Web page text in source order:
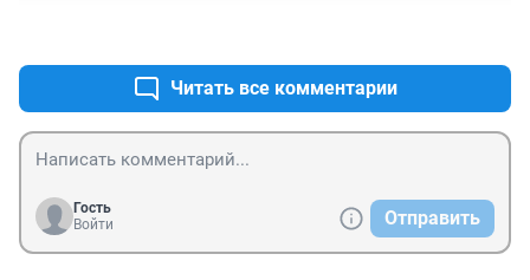
Читать все комментарии
Гость
Войти
Отправить